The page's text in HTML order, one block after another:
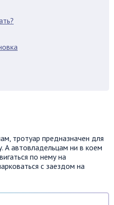
тротуар предназначен для
А автовладельцам ни в коем
по нему на
с заездом на